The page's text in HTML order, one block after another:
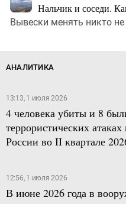
Нальчик и соседи.
Вывески менять никто
АНАЛИТИКА
13:13, 1 июля 2026
4 человека убиты и 8
террористических
России во II квартале
12:56, 1 июля 2026
В июне 2026 года в